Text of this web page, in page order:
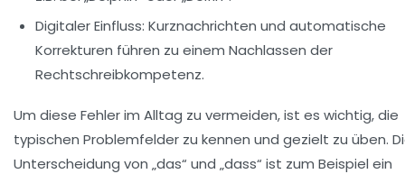
Digitaler Einfluss: Kurznachrichten und automatische
Korrekturen führen zu einem Nachlassen der
Rechtschreibkompetenz.
Um diese Fehler im Alltag zu vermeiden, ist es wichtig, die
typischen Problemfelder zu kennen und gezielt zu üben.
Unterscheidung von „das“ und „dass“ ist zum Beispiel ein